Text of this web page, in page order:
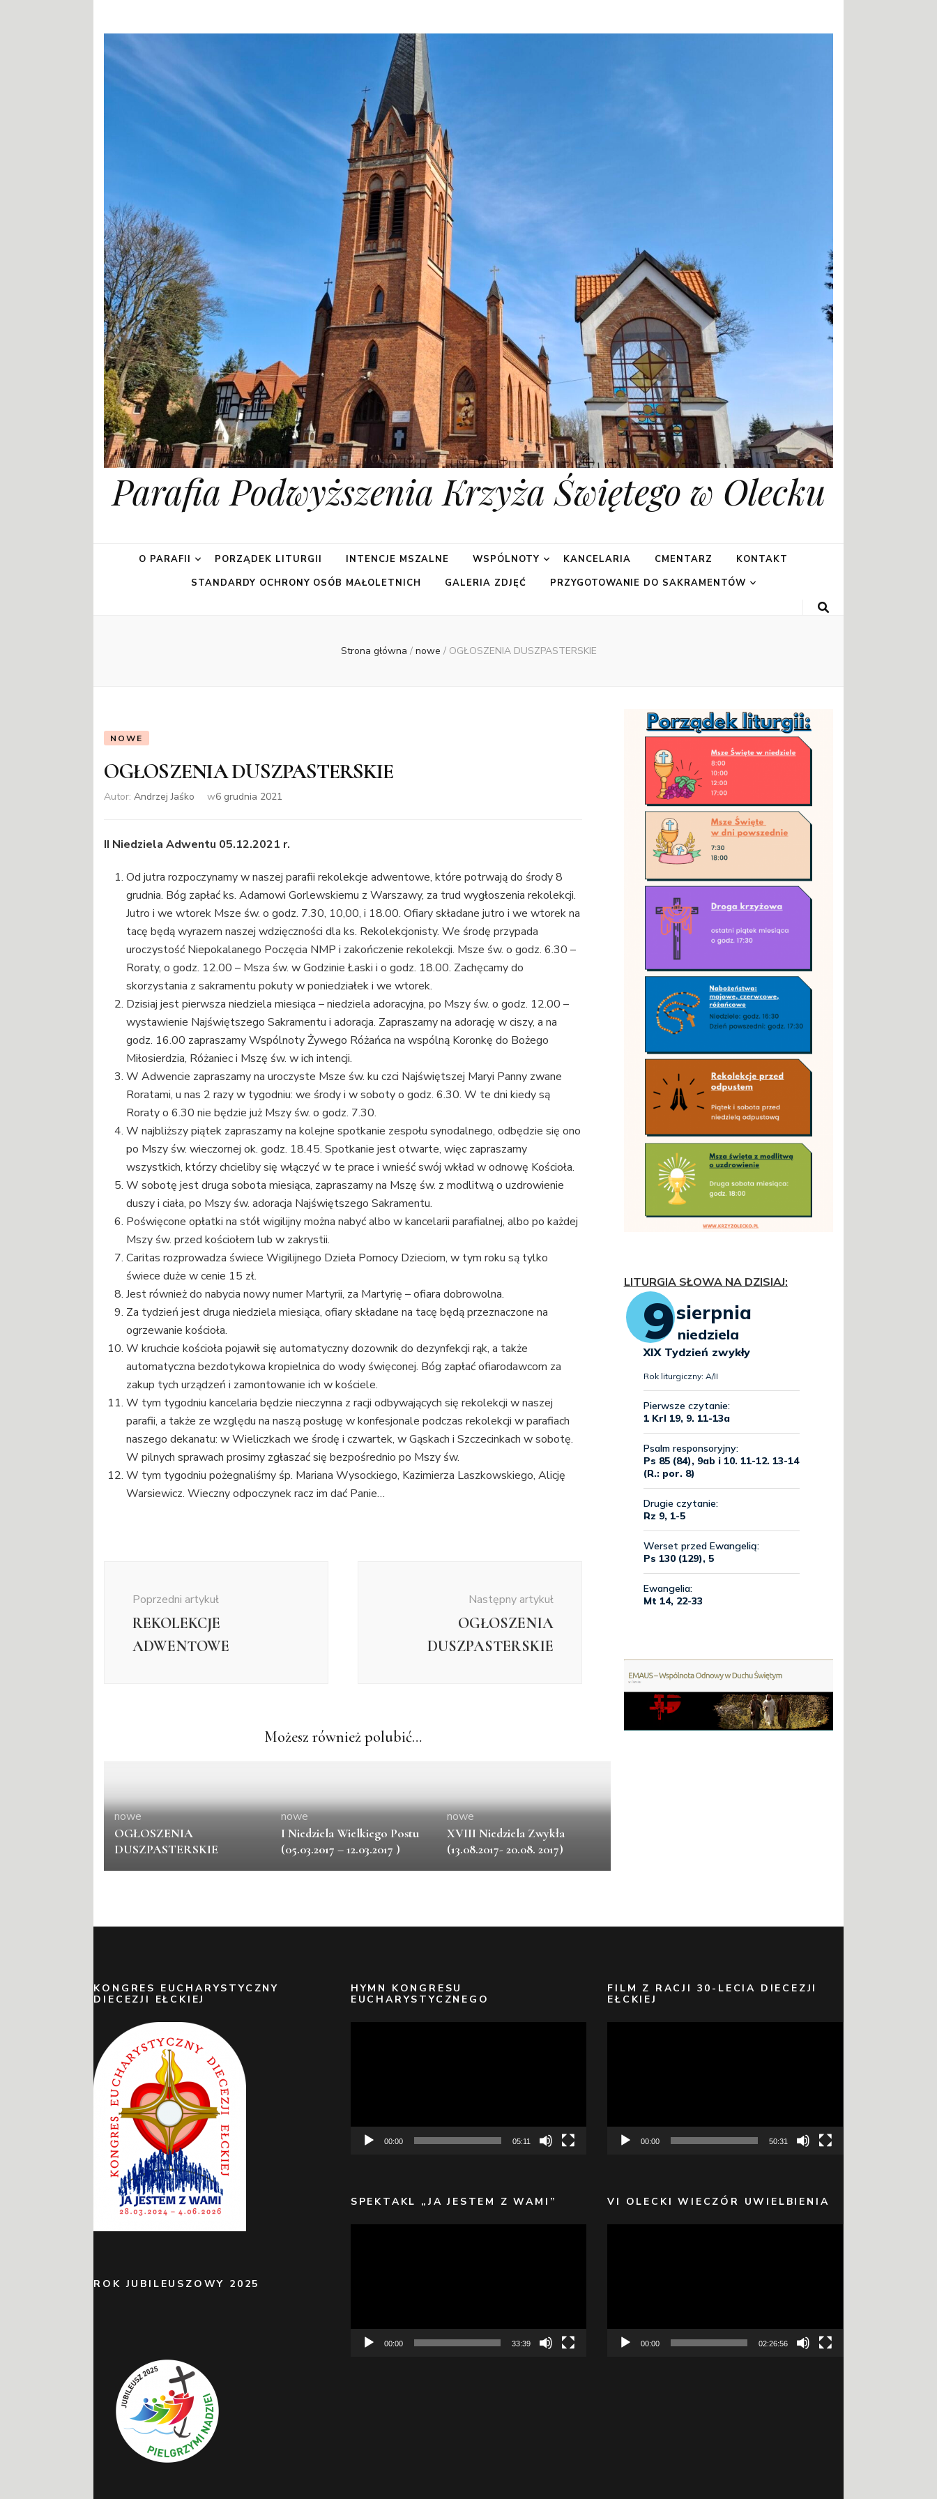
Parafia Podwyższenia Krzyża Świętego w Olecku
O PARAFII PORZĄDEK LITURGII INTENCJE MSZALNE WSPÓLNOTY KANCELARIA CMENTARZ
KONTAKT
STANDARDY OCHRONY OSÓB MAŁOLETNICH
GALERIA ZDJĘĆ PRZYGOTOWANIE DO SAKRAMENTÓW
Strona główna / nowe / OGŁOSZENIA DUSZPASTERSKIE
NOWE
OGŁOSZENIA DUSZPASTERSKIE
Autor:Andrzej Jaśko w6 grudnia 2021
II Niedziela Adwentu 05.12.2021 r.
Od jutra rozpoczynamy w naszej parafii rekolekcje adwentowe, które potrwają do środy 8
grudnia. Bóg zapłać ks. Adamowi Gorlewskiemu z Warszawy, za trud wygłoszenia rekolekcji.
Jutro i we wtorek Msze św. o godz. 7.30, 10,00, i 18.00. Ofiary składane jutro i we wtorek na
tacę będą wyrazem naszej wdzięczności dla ks. Rekolekcjonisty. We środę przypada
uroczystość Niepokalanego Poczęcia NMP i zakończenie rekolekcji. Msze św. o godz. 6.30 –
Roraty, o godz. 12.00 – Msza św. w Godzinie Łaski i o godz. 18.00. Zachęcamy do
skorzystania z sakramentu pokuty w poniedziałek i we wtorek.
Dzisiaj jest pierwsza niedziela miesiąca – niedziela adoracyjna, po Mszy św. o godz. 12.00 –
wystawienie Najświętszego Sakramentu i adoracja. Zapraszamy na adorację w ciszy, a na
godz. 16.00 zapraszamy Wspólnoty Żywego Różańca na wspólną Koronkę do Bożego
Miłosierdzia, Różaniec i Mszę św. w ich intencji.
W Adwencie zapraszamy na uroczyste Msze św. ku czci Najświętszej Maryi Panny zwane
Roratami, u nas 2 razy w tygodniu: we środy i w soboty o godz. 6.30. W te dni kiedy są
Roraty o 6.30 nie będzie już Mszy św. o godz. 7.30.
W najbliższy piątek zapraszamy na kolejne spotkanie zespołu synodalnego, odbędzie się ono
po Mszy św. wieczornej ok. godz. 18.45. Spotkanie jest otwarte, więc zapraszamy
wszystkich, którzy chcieliby się włączyć w te prace i wnieść swój wkład w odnowę Kościoła.
W sobotę jest druga sobota miesiąca, zapraszamy na Mszę św. z modlitwą o uzdrowienie
duszy i ciała, po Mszy św. adoracja Najświętszego Sakramentu.
Poświęcone opłatki na stół wigilijny można nabyć albo w kancelarii parafialnej, albo po każdej
Mszy św. przed kościołem lub w zakrystii.
Caritas rozprowadza świece Wigilijnego Dzieła Pomocy Dzieciom, w tym roku są tylko
świece duże w cenie 15 zł.
Jest również do nabycia nowy numer Martyrii, za Martyrię – ofiara dobrowolna.
Za tydzień jest druga niedziela miesiąca, ofiary składane na tacę będą przeznaczone na
ogrzewanie kościoła.
W kruchcie kościoła pojawił się automatyczny dozownik do dezynfekcji rąk, a także
automatyczna bezdotykowa kropielnica do wody święconej. Bóg zapłać ofiarodawcom za
zakup tych urządzeń i zamontowanie ich w kościele.
W tym tygodniu kancelaria będzie nieczynna z racji odbywających się rekolekcji w naszej
parafii, a także ze względu na naszą posługę w konfesjonale podczas rekolekcji w parafiach
naszego dekanatu: w Wieliczkach we środę i czwartek, w Gąskach i Szczecinkach w sobotę.
W pilnych sprawach prosimy zgłaszać się bezpośrednio po Mszy św.
W tym tygodniu pożegnaliśmy śp. Mariana Wysockiego, Kazimierza Laszkowskiego, Alicję
Warsiewicz. Wieczny odpoczynek racz im dać Panie…
Poprzedni artykuł
REKOLEKCJE
ADWENTOWE
Następny artykuł
OGŁOSZENIA
DUSZPASTERSKIE
Możesz również polubić…
nowe
OGŁOSZENIA
DUSZPASTERSKIE
nowe
I Niedziela Wielkiego Postu
(05.03.2017 – 12.03.2017 )
nowe
XVIII Niedziela Zwykła
(13.08.2017- 20.08. 2017)
LITURGIA SŁOWA NA DZISIAJ:
KONGRES EUCHARYSTYCZNY
DIECEZJI EŁCKIEJ
ROK JUBILEUSZOWY 2025
HYMN KONGRESU
EUCHARYSTYCZNEGO
00:00 05:11
SPEKTAKL „JA JESTEM Z WAMI”
00:00 33:39
FILM Z RACJI 30-LECIA DIECEZJI
EŁCKIEJ
00:00 50:31
VI OLECKI WIECZÓR UWIELBIENIA
00:00 02:26:56